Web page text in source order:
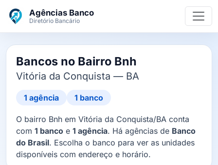
Agências Banco
Diretório Bancário
Bancos no Bairro Bnh
Vitória da Conquista — BA
1 agência 1 banco
O bairro Bnh em Vitória da Conquista/BA conta
com 1 banco e 1 agência. Há agências de Banco
do Brasil. Escolha o banco para ver as unidades
disponíveis com endereço e horário.